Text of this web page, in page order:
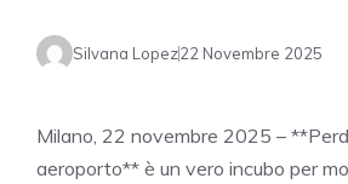
Silvana Lopez22 Novembre 2025
Milano, 22 novembre 2025 –
aeroporto** è un vero incubo per